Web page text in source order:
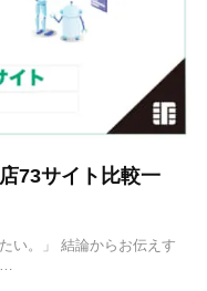
73サイト比較一
い。」 結論からお伝えす
…